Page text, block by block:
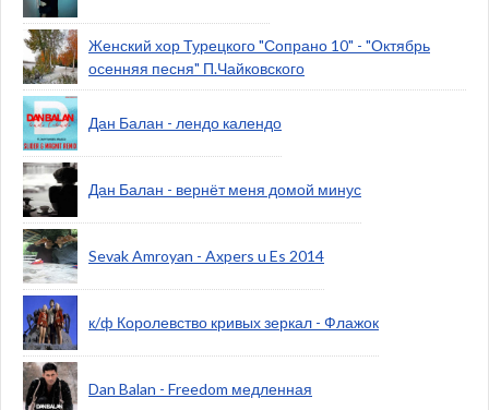
Женский хор Турецкого "Сопрано 10" - "Октябрь
осенняя песня" П.Чайковского
Дан Балан - лендо календо
Дан Балан - вернёт меня домой минус
Sevak Amroyan - Axpers u Es 2014
к/ф Королевство кривых зеркал - Флажок
Dan Balan - Freedom медленная